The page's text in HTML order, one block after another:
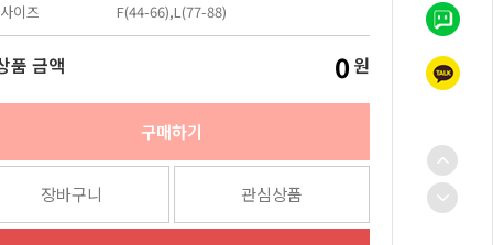
이즈 F(44-66),L(77-88)
품 금액 0 원
구매하기
장바구니 관심상품